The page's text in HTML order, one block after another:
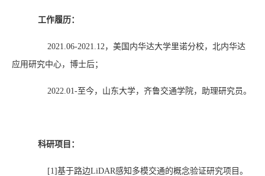
工作履历：
2021.06-2021.12 ，美国内华达大学里诺分校，北内华达
应用研究中心，博士后；
2022.01-至今，山东大学，齐鲁交通学院，助理研究员。
科研项目：
[1]基于路边LiDAR感知多模交通的概念验证研究项目。